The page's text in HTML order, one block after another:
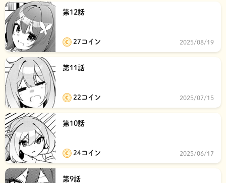
第12話
27コイン 2025/08/19
第11話
22コイン 2025/07/15
第10話
24コイン 2025/06/17
第9話